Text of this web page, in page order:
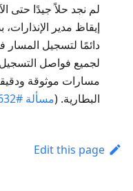
لم نجد حلاً جيدًا حتى
مسارات موثوقة
البطارية. (مسألة #5632
Edit this page